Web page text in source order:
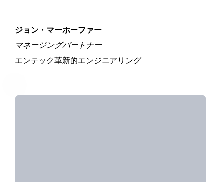
ジョン・マーホーファー
マネージングパートナー
エンテック革新的エンジニアリング